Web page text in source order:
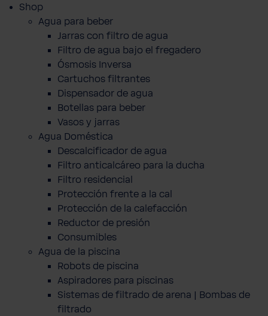
Shop
Agua para beber
Jarras con filtro de agua
Filtro de agua bajo el fregadero
Ósmosis Inversa
Cartuchos filtrantes
Dispensador de agua
Botellas para beber
Vasos y jarras
Agua Doméstica
Descalcificador de agua
Filtro anticalcáreo para la ducha
Filtro residencial
Protección frente a la cal
Protección de la calefacción
Reductor de presión
Consumibles
Agua de la piscina
Robots de piscina
Aspiradores para piscinas
Sistemas de filtrado de arena | Bombas de
filtrado